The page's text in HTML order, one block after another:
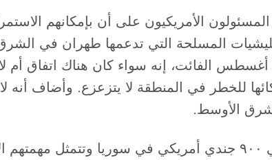
الأمريكيون على أن بإمكانهم
ضد المليشيات المسلحة التي تدعمها طهران
الخارجية الأمريكية فيدانت باتيل، في إفادة صحفية في ٢٥ أغسطس الفائت،
للخطر في المنطقة لا يتزعزع. وأضاف أنه لا
الأوسط.
٦- الخلاف حول الوجود العسكري في سوريا: يتمركز حوالي ٩٠٠ جندي